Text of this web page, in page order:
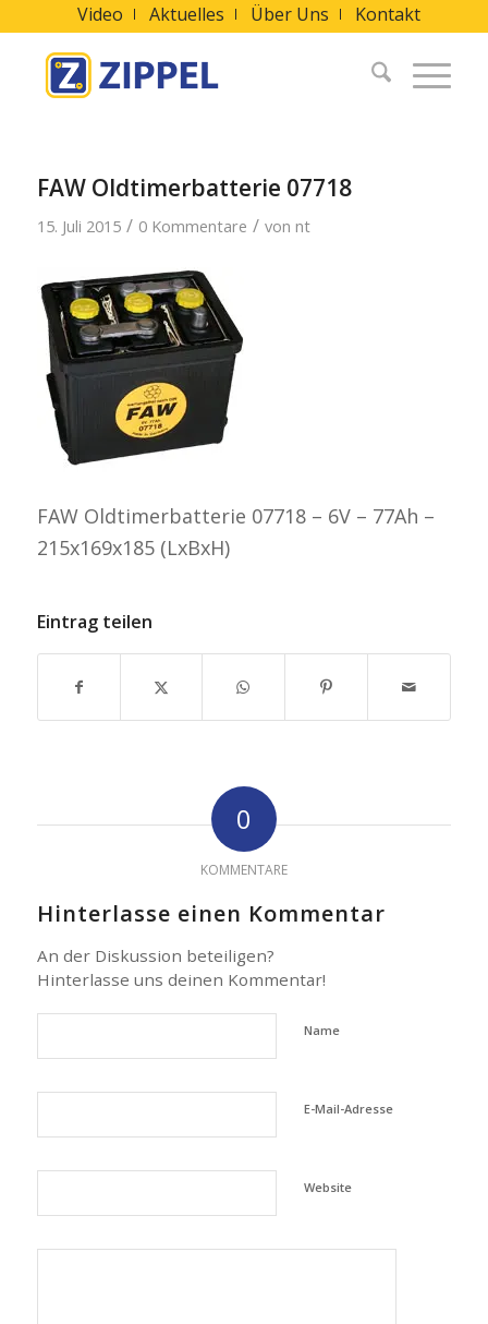
Video Aktuelles Über Uns Kontakt
FAW Oldtimerbatterie 07718
15. Juli 2015 / 0 Kommentare / von nt
FAW Oldtimerbatterie 07718 – 6V – 77Ah –
215x169x185 (LxBxH)
Eintrag teilen
0
KOMMENTARE
Hinterlasse einen Kommentar
An der Diskussion beteiligen?
Hinterlasse uns deinen Kommentar!
Name
E-Mail-Adresse
Website